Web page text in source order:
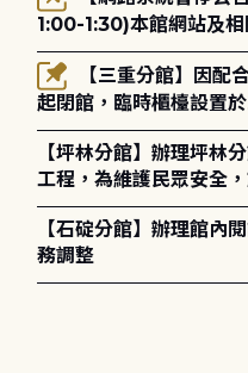
1:00-1:30)本館網站及
網路升級更新將暫停服
起閉館，臨時櫃檯設置
造成不便，敬請見諒。
【坪林分館】辦理坪林
工程，為維護民眾安全
【石碇分館】辦理館內
務調整